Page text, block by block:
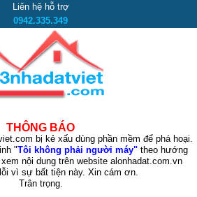
Liên hệ hỗ trợ
0942.335.349
THÔNG BÁO
bị kẻ xấu dùng phần mềm để phá hoại.
"Tôi không phải người máy"theo hướng
nội dung trên website alonhadat.com.vn
vì sự bất tiện này. Xin cám ơn.
Trân trọng.